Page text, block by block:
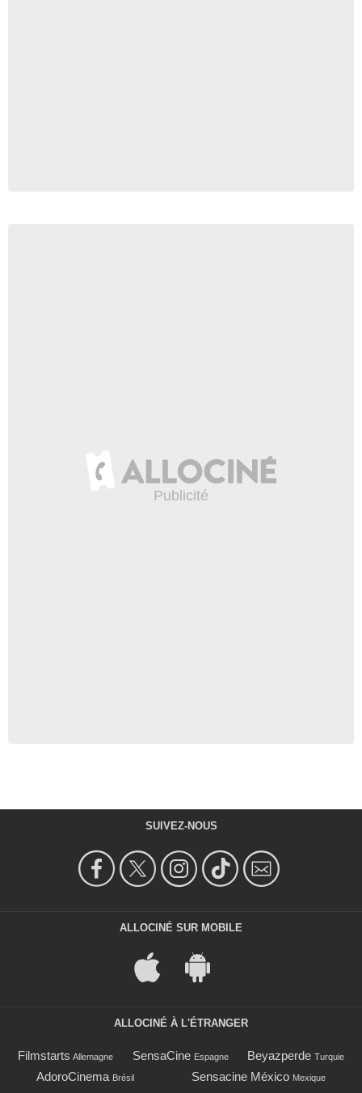
SUIVEZ-NOUS
ALLOCINÉ SUR MOBILE
ALLOCINÉ À L'ÉTRANGER
Filmstarts Allemagne SensaCine Espagne Beyazperde Turquie
AdoroCinema Brésil Sensacine México Mexique